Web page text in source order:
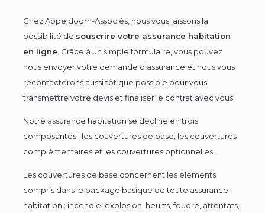
Chez Appeldoorn-Associés, nous vous laissons la
possibilité de souscrire votre assurance habitation
en ligne. Grâce à un simple formulaire, vous pouvez
nous envoyer votre demande d’assurance et nous vous
recontacterons aussi tôt que possible pour vous
transmettre votre devis et finaliser le contrat avec vous.
Notre assurance habitation se décline en trois
composantes : les couvertures de base, les couvertures
complémentaires et les couvertures optionnelles.
Les couvertures de base concernent les éléments
compris dans le package basique de toute assurance
habitation : incendie, explosion, heurts, foudre, attentats,